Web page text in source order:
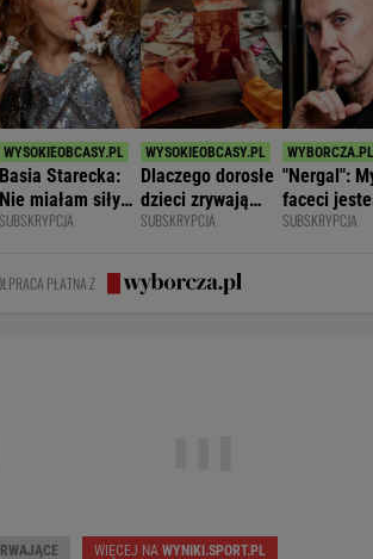
Basia Starecka:
Nie miałam siły
chodzić do szkoły,
SUBSKRYPCJA
Dlaczego dorosłe
dzieci zrywają
kontakt z
SUBSKRYPCJA
"Nergal":
faceci
z natury
SUBSKRYPCJA
PŁATNA Z
WIĘCEJ NAWYNIKI.SPORT.PL